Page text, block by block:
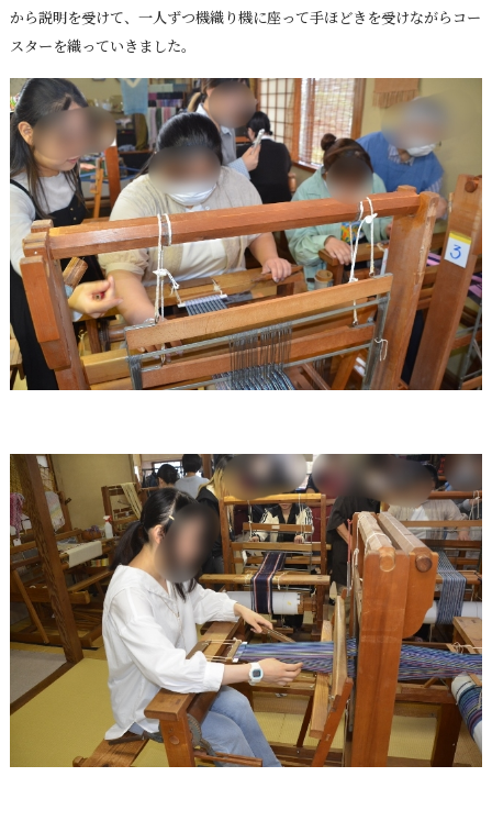
から説明を受けて、一人ずつ機織り機に座って手ほどきを受けながらコー
スターを織っていきました。